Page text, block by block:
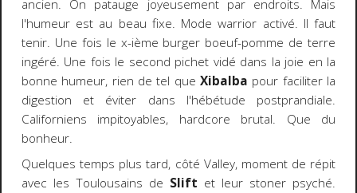
ancien. On patauge joyeusement par endroits. Mais
l'humeur est au beau fixe. Mode warrior activé. Il faut
tenir. Une fois le x-ième burger boeuf-pomme de terre
ingéré. Une fois le second pichet vidé dans la joie en la
bonne humeur, rien de tel queXibalba pour faciliter la
digestion et éviter dans l'hébétude postprandiale.
Californiens impitoyables, hardcore brutal. Que du
bonheur.
Quelques temps plus tard, côté Valley, moment de répit
avec les Toulousains de Slift et leur stoner psyché.